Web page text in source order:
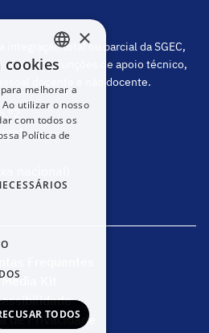
integração total ou parcial da SGEC,
centraliza funções de apoio técnico,
docente e não docente.
nacional)
Media Kit
de Privacidade
PORTUGUESE
ENGLISH
×
cookies
melhorar a
utilizar o nosso
com todos os
Política de
TODOS